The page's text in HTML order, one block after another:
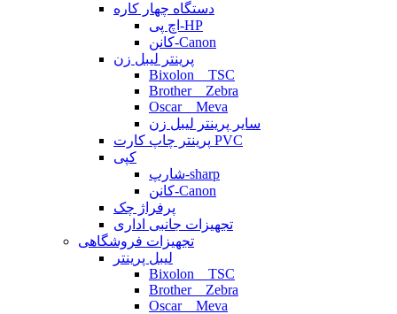
دستگاه چهار کاره
اچ پی-HP
کانن-Canon
پرینتر لیبل زن
Bixolon _ TSC
Brother _ Zebra
Oscar _ Meva
سایر پرینتر لیبل زن
پرینتر چاپ کارت PVC
کپی
شارپ-sharp
کانن-Canon
پرفراژ چک
تجهیزات جانبی اداری
تجهیزات فروشگاهی
لیبل پرینتر
Bixolon _ TSC
Brother _ Zebra
Oscar _ Meva